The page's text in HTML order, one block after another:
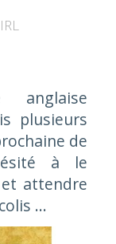
anglaise
plusieurs
de
à le
attendre
...